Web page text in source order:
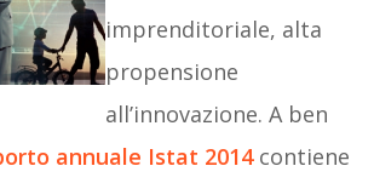
imprenditoriale, alta
propensione
all’innovazione. A ben
annuale Istat 2014contiene